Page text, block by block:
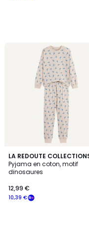
LA REDOUTE
Pyjama en coton, motif
dinosaures
10,39 €
12,99 €